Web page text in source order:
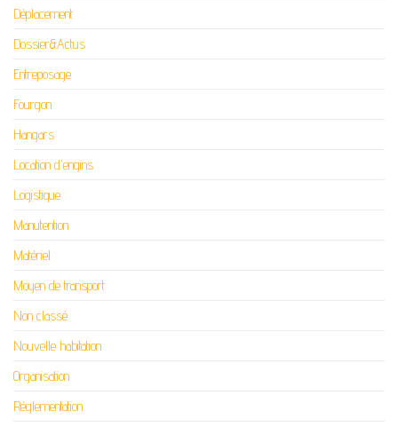
Déplacement
Dossier&Actus
Entreposage
Fourgon
Hangars
Location d'engins
Logistique
Manutention
Matériel
Moyen de transport
Non classé
Nouvelle habitation
Organisation
Réglementation